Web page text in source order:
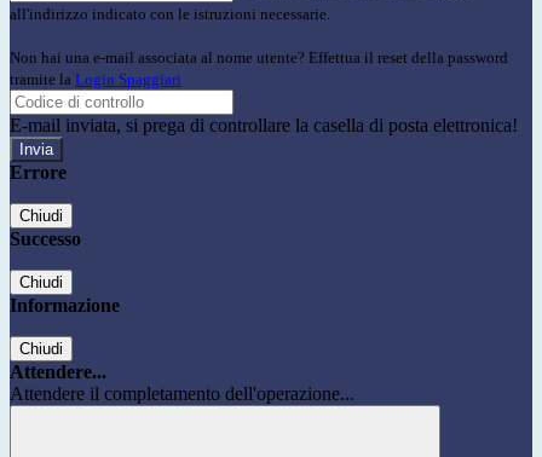
all'indirizzo indicato con le istruzioni necessarie.
Non hai una e-mail associata al nome utente? Effettua il reset della password
tramite la Login Spaggiari
E-mail inviata, si prega di controllare la casella di posta elettronica!
Errore
Chiudi
Successo
Chiudi
Informazione
Chiudi
Attendere...
Attendere il completamento dell'operazione...